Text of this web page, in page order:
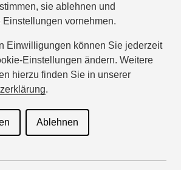
sie ablehnen und
vornehmen.
Einwilligungen können Sie jederzeit
Einstellungen ändern. Weitere
hierzu finden Sie in unserer
.
Ablehnen